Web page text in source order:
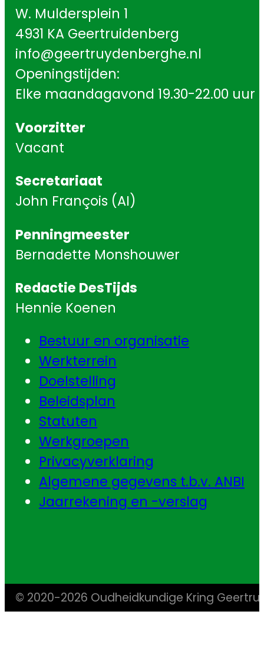
W. Muldersplein 1
4931 KA Geertruidenberg
info@geertruydenberghe.nl
Openingstijden:
Elke maandagavond 19.30-22.00 uur
Voorzitter
Vacant
Secretariaat
John François (AI)
Penningmeester
Bernadette Monshouwer
Redactie DesTijds
Hennie Koenen
Bestuur en organisatie
Werkterrein
Doelstelling
Beleidsplan
Statuten
Werkgroepen
Privacyverklaring
Algemene gegevens t.b.v. ANBI
Jaarrekening en -verslag
© 2020-2026 Oudheidkundige Kring